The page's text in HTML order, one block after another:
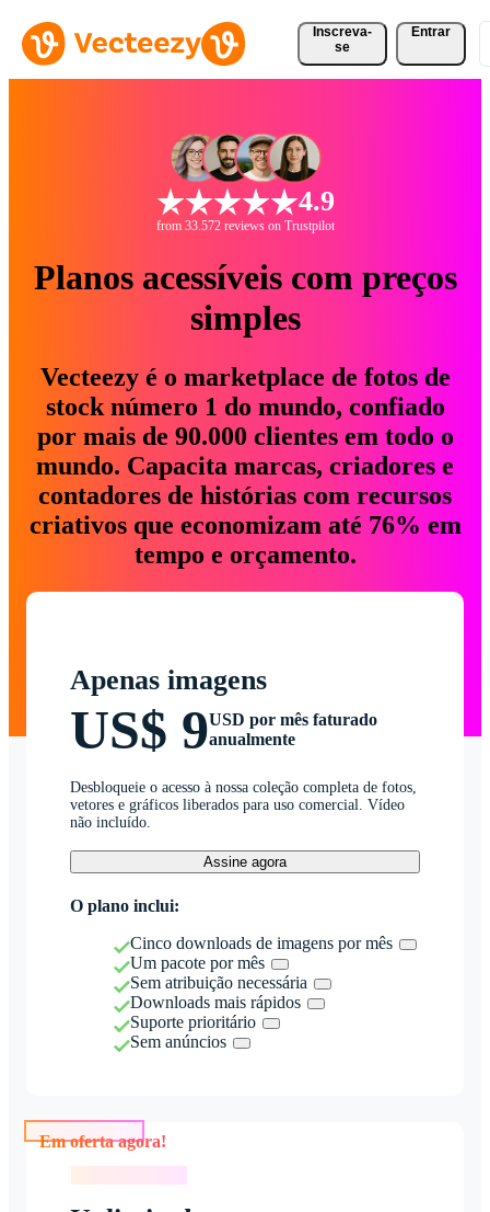
Inscreva-
se
Entrar
4.9
from 33.572 reviews on Trustpilot
Planos acessíveis com preços
simples
Vecteezy é o marketplace de fotos de
stock número 1 do mundo, confiado
por mais de 90.000 clientes em todo o
mundo. Capacita marcas, criadores e
contadores de histórias com recursos
criativos que economizam até 76% em
tempo e orçamento.
Apenas imagens
US$ 9USD por mês faturado
anualmente
Desbloqueie o acesso à nossa coleção completa de fotos,
vetores e gráficos liberados para uso comercial. Vídeo
não incluído.
Assine agora
O plano inclui:
Cinco downloads de imagens por mês
Um pacote por mês
Sem atribuição necessária
Downloads mais rápidos
Suporte prioritário
Sem anúncios